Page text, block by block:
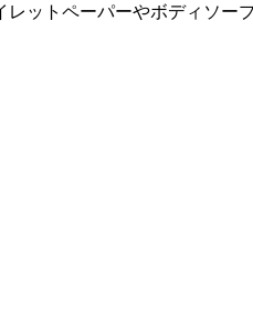
ットペーパーやボディソー